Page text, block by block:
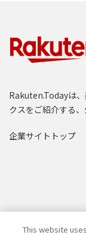
Rakuten.Todayは
クスをご紹介する、
企業サイトトップ
This website